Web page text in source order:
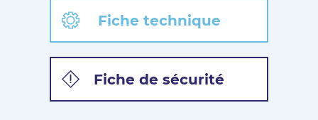
Fiche technique
Fiche de sécurité